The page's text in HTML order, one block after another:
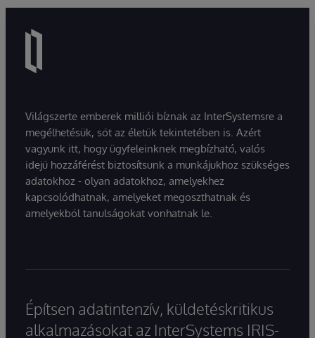
Világszerte emberek milliói bíznak az InterSystemsre a
megélhetésük, sőt az életük tekintetében is. Azért
vagyunk itt, hogy ügyfeleinknek megbízható, valós
idejű hozzáférést biztosítsunk a munkájukhoz szükséges
adatokhoz - olyan adatokhoz, amelyekhez
kapcsolódhatnak, amelyeket megoszthatnak és
amelyekből tanulságokat vonhatnak le.
Építsen adatintenzív, küldetéskritikus
alkalmazásokat az InterSystems IRIS-